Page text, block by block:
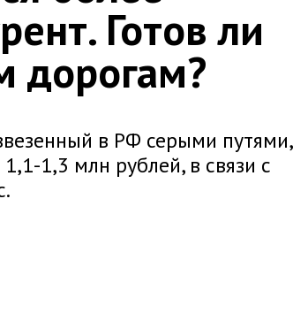
Готов ли
дорогам?
в РФ серыми путями,
1,3 млн рублей, в связи с